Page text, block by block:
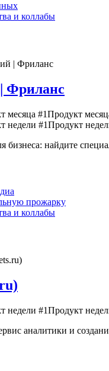
и коллабы
Фриланс
Продукт
Продукт
найдите
прожарку
и коллабы
Продукт
аналитики и